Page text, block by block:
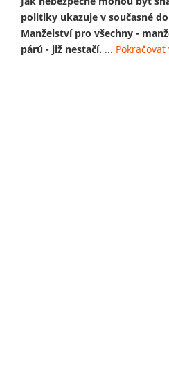
politiky ukazuje v současné
Manželství pro všechny -
párů - již nestačí. ...